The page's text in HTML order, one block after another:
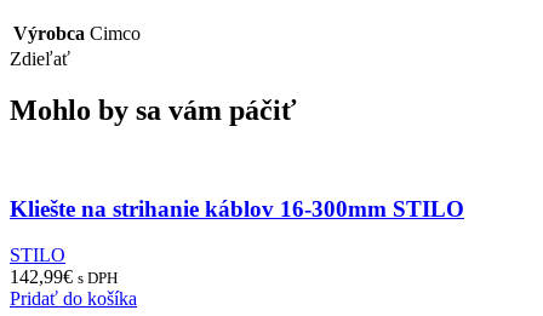
Výrobca Cimco
Zdieľať
Mohlo by sa vám páčiť
Kliešte na strihanie káblov 16-300mm STILO
STILO
142,99€ s DPH
Pridať do košíka